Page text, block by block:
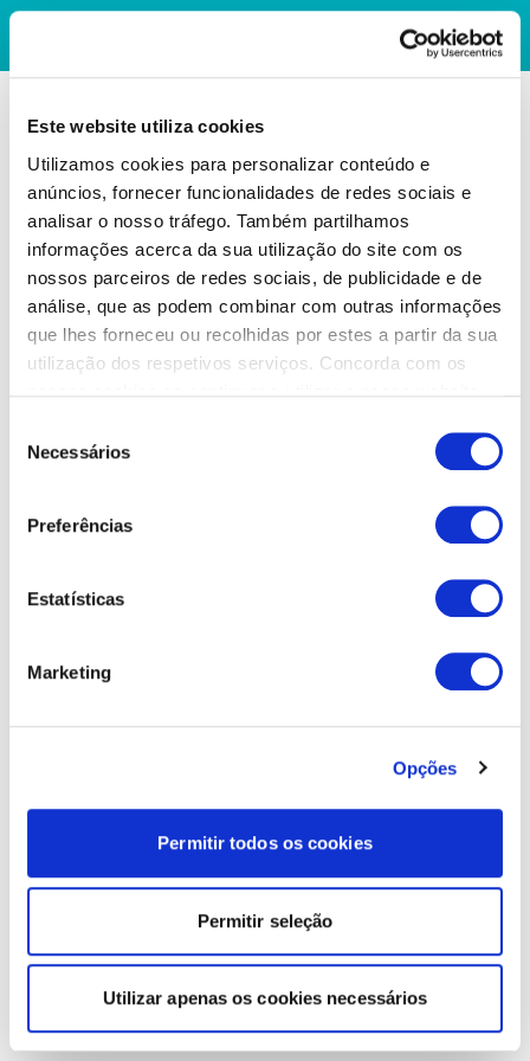
Este website utiliza cookies
Utilizamos cookies para personalizar conteúdo e
anúncios, fornecer funcionalidades de redes sociais e
analisar o nosso tráfego. Também partilhamos
informações acerca da sua utilização do site com os
nossos parceiros de redes sociais, de publicidade e de
análise, que as podem combinar com outras informações
que lhes forneceu ou recolhidas por estes a partir da sua
utilização dos respetivos serviços. Concorda com os
Necessários
Preferências
Estatísticas
Marketing
Opções
Permitir todos os cookies
Permitir seleção
Utilizar apenas os cookies necessários